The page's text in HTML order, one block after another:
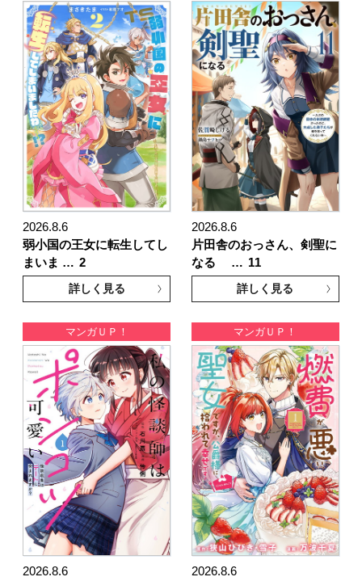
2026.8.6
弱小国の王女に転生してし
まいま … 2
詳しく見る
2026.8.6
片田舎のおっさん、剣聖に
なる … 11
詳しく見る
マンガＵＰ！
2026.8.6
マンガＵＰ！
2026.8.6